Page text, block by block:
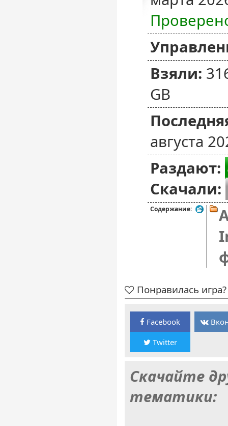
Взяли:
GB
августа
Раздают:
Скачали:
Содержание:
Понравилась
Facebook
Twitter
Скачайте
тематики: